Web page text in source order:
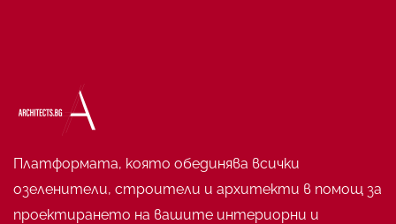
Платформата, която обединява всички
озеленители, строители и архитекти в помощ за
проектирането на вашите интериорни и